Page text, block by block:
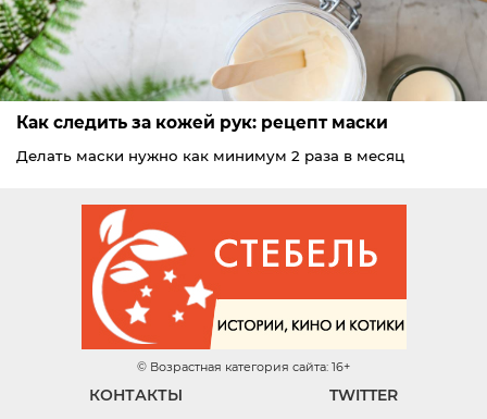
Как следить за кожей рук: рецепт маски
Делать маски нужно как минимум 2 раза в месяц
© Возрастная категория сайта: 16+
КОНТАКТЫ TWITTER